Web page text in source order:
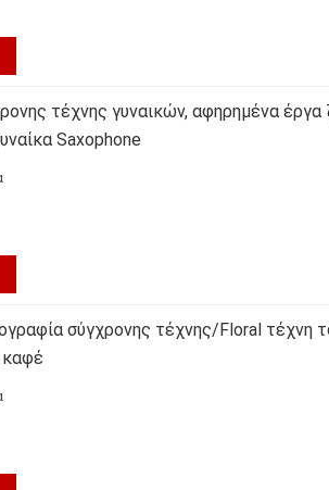
τέχνης γυναικών, αφηρημένα
Saxophone
σύγχρονης τέχνης/Floral τέχνη
καφέ